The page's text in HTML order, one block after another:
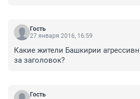
Гость
27 января 2016, 16:59
Какие жители Башкирии
за заголовок?
Гость